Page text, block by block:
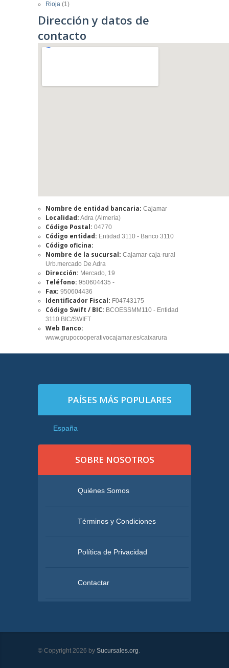
Rioja (1)
Dirección y datos de
contacto
Nombre de entidad bancaria: Cajamar
Localidad: Adra (Almería)
Código Postal: 04770
Código entidad: Entidad 3110 - Banco 3110
Código oficina:
Nombre de la sucursal: Cajamar-caja-rural
Urb.mercado De Adra
Dirección: Mercado, 19
Teléfono: 950604435 -
Fax: 950604436
Identificador Fiscal: F04743175
Código Swift / BIC: BCOESSMM110 - Entidad
3110 BIC/SWIFT
Web Banco:
www.grupocooperativocajamar.es/caixarura
PAÍSES MÁS POPULARES
España
SOBRE NOSOTROS
Quiénes Somos
Términos y Condiciones
Política de Privacidad
Contactar
© Copyright 2026 by Sucursales.org.